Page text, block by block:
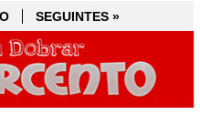
SEGUINTES »
SEGUINTES »